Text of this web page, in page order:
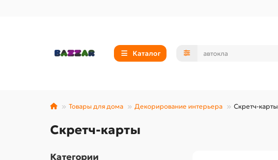
Каталог
Товары для дома Декорирование интерьера Скретч-карты
Скретч-карты
Категории